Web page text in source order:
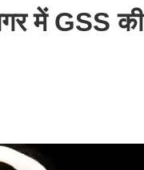
में GSS की